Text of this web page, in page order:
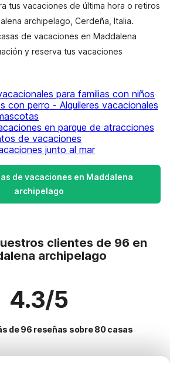
tus vacaciones de última hora o retiros
archipelago, Cerdeña, Italia.
de vacaciones en Maddalena
y reserva tus vacaciones
para familias con niños
con perro - Alquileres vacacionales
en parque de atracciones
de vacaciones
junto al mar
de vacaciones en Maddalena
archipelago
clientes de 96 en
archipelago
4.3/5
de 96 reseñas sobre 80 casas